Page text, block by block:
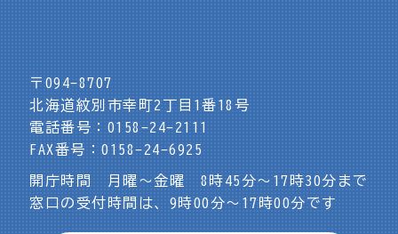
〒094-8707
北海道紋別市幸町2丁目1番18号
電話番号：0158-24-2111
FAX番号：0158-24-6925
開庁時間 月曜～金曜 8時45分～17時30分まで
窓口の受付時間は、9時00分～17時00分です